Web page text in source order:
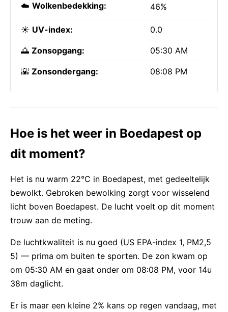
☁️ Wolkenbedekking: 46%
☀️ UV-index: 0.0
🌅 Zonsopgang: 05:30 AM
🌇 Zonsondergang: 08:08 PM
Hoe is het weer in Boedapest op
dit moment?
Het is nu warm 22°C in Boedapest, met gedeeltelijk
bewolkt. Gebroken bewolking zorgt voor wisselend
licht boven Boedapest. De lucht voelt op dit moment
trouw aan de meting.
De luchtkwaliteit is nu goed (US EPA-index 1, PM2,5
5) — prima om buiten te sporten. De zon kwam op
om 05:30 AM en gaat onder om 08:08 PM, voor 14u
38m daglicht.
Er is maar een kleine 2% kans op regen vandaag, met